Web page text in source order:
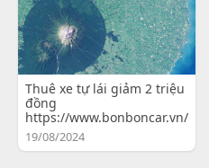
Thuê xe tự lái giảm 2 triệu
đồng
https://www.bonboncar.vn/
19/08/2024